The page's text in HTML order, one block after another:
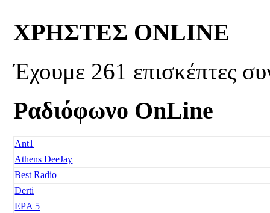
ΧΡΗΣΤΕΣ ONLINE
Έχουμε 261 επισκέπτες
Ραδιόφωνο OnLine
Ant1
Athens DeeJay
Best Radio
Derti
EΡA 5